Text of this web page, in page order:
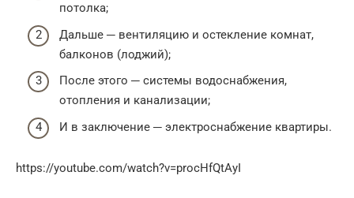
потолка;
Дальше ─ вентиляцию и остекление комнат,
балконов (лоджий);
После этого ─ системы водоснабжения,
отопления и канализации;
И в заключение ─ электроснабжение квартиры.
https://youtube.com/watch?v=procHfQtAyI